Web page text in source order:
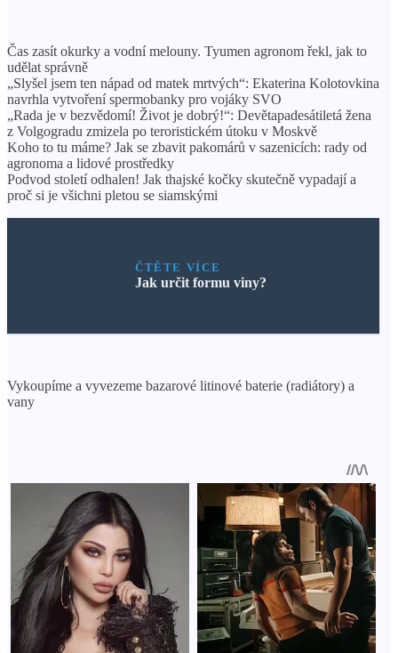
Čas zasít okurky a vodní melouny. Tyumen agronom řekl, jak to
udělat správně
„Slyšel jsem ten nápad od matek mrtvých“: Ekaterina Kolotovkina
navrhla vytvoření spermobanky pro vojáky SVO
„Rada je v bezvědomí! Život je dobrý!“: Devětapadesátiletá žena
z Volgogradu zmizela po teroristickém útoku v Moskvě
Koho to tu máme? Jak se zbavit pakomárů v sazenicích: rady od
agronoma a lidové prostředky
Podvod století odhalen! Jak thajské kočky skutečně vypadají a
proč si je všichni pletou se siamskými
ČTĚTE VÍCE
Jak určit formu viny?
Vykoupíme a vyvezeme bazarové litinové baterie (radiátory) a
vany